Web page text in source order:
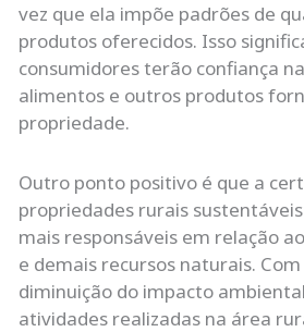
vez que ela impõe padrões de
produtos oferecidos. Isso
consumidores terão confiança
alimentos e outros produtos
propriedade.
Outro ponto positivo é que a
propriedades rurais
mais responsáveis em relação
e demais recursos naturais.
diminuição do impacto
atividades realizadas na área